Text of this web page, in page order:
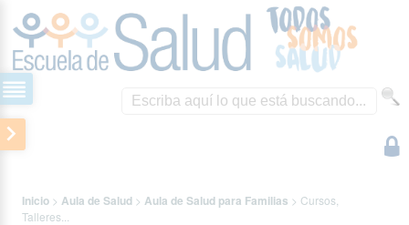
Inicio > Aula de Salud > Aula de Salud para Familias > Cursos,
Talleres...